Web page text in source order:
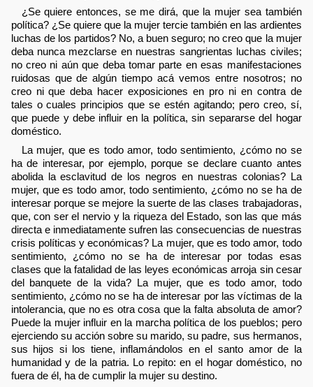
¿Se quiere entonces, se me dirá, que la mujer sea también
política? ¿Se quiere que la mujer tercie también en las ardientes
luchas de los partidos? No, a buen seguro; no creo que la mujer
deba nunca mezclarse en nuestras sangrientas luchas civiles;
no creo ni aún que deba tomar parte en esas manifestaciones
ruidosas que de algún tiempo acá vemos entre nosotros; no
creo ni que deba hacer exposiciones en pro ni en contra de
tales o cuales principios que se estén agitando; pero creo, sí,
que puede y debe influir en la política, sin separarse del hogar
doméstico.
La mujer, que es todo amor, todo sentimiento, ¿cómo no se
ha de interesar, por ejemplo, porque se declare cuanto antes
abolida la esclavitud de los negros en nuestras colonias? La
mujer, que es todo amor, todo sentimiento, ¿cómo no se ha de
interesar porque se mejore la suerte de las clases trabajadoras,
que, con ser el nervio y la riqueza del Estado, son las que más
directa e inmediatamente sufren las consecuencias de nuestras
crisis políticas y económicas? La mujer, que es todo amor, todo
sentimiento, ¿cómo no se ha de interesar por todas esas
clases que la fatalidad de las leyes económicas arroja sin cesar
del banquete de la vida? La mujer, que es todo amor, todo
sentimiento, ¿cómo no se ha de interesar por las víctimas de la
intolerancia, que no es otra cosa que la falta absoluta de amor?
Puede la mujer influir en la marcha política de los pueblos; pero
ejerciendo su acción sobre su marido, su padre, sus hermanos,
sus hijos si los tiene, inflamándolos en el santo amor de la
humanidad y de la patria. Lo repito: en el hogar doméstico, no
fuera de él, ha de cumplir la mujer su destino.